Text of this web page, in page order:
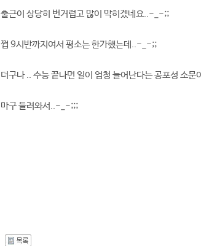
출근이 상당히 번거럽고 많이 막히겠네요..-_-;;
쩝 9시반까지여서 평소는 한가했는데..-_-;;
더구나 .. 수능 끝나면 일이 엄청 늘어난다는 공포성 소문이
마구 들려와서..-_-;;;